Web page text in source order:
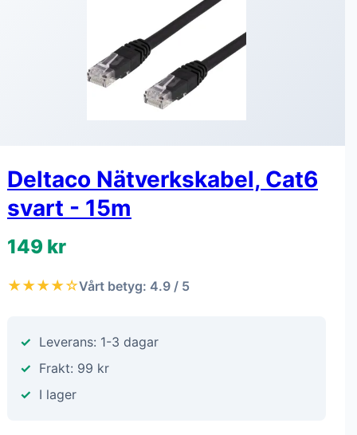
Deltaco Nätverkskabel, Cat6
svart - 15m
149 kr
★★★★☆Vårt betyg: 4.9 / 5
Leverans: 1-3 dagar
Frakt: 99 kr
I lager